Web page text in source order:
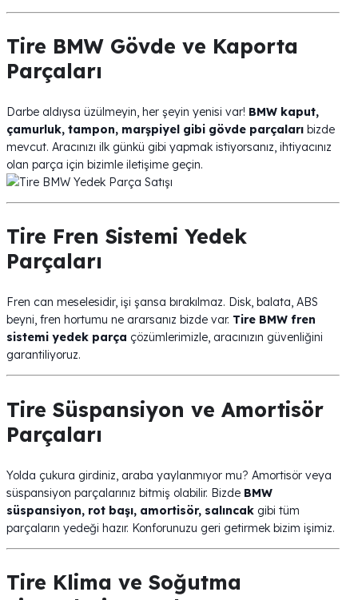
Tire BMW Gövde ve Kaporta
Parçaları
Darbe aldıysa üzülmeyin, her şeyin yenisi var! BMW kaput,
çamurluk, tampon, marşpiyel gibi gövde parçaları bizde
mevcut. Aracınızı ilk günkü gibi yapmak istiyorsanız, ihtiyacınız
olan parça için bizimle iletişime geçin.
Tire Fren Sistemi Yedek
Parçaları
Fren can meselesidir, işi şansa bırakılmaz. Disk, balata, ABS
beyni, fren hortumu ne ararsanız bizde var. Tire BMW fren
sistemi yedek parça çözümlerimizle, aracınızın güvenliğini
garantiliyoruz.
Tire Süspansiyon ve Amortisör
Parçaları
Yolda çukura girdiniz, araba yaylanmıyor mu? Amortisör veya
süspansiyon parçalarınız bitmiş olabilir. Bizde BMW
süspansiyon, rot başı, amortisör, salıncak gibi tüm
parçaların yedeği hazır. Konforunuzu geri getirmek bizim işimiz.
Tire Klima ve Soğutma